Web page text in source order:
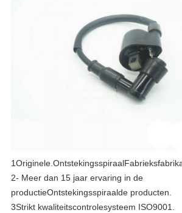
1Originele.Ontstekingsspiraal
2- Meer dan 15 jaar ervaring in de
productieOntstekingsspiraalde producten.
3Strikt kwaliteitscontrolesysteem ISO9001.